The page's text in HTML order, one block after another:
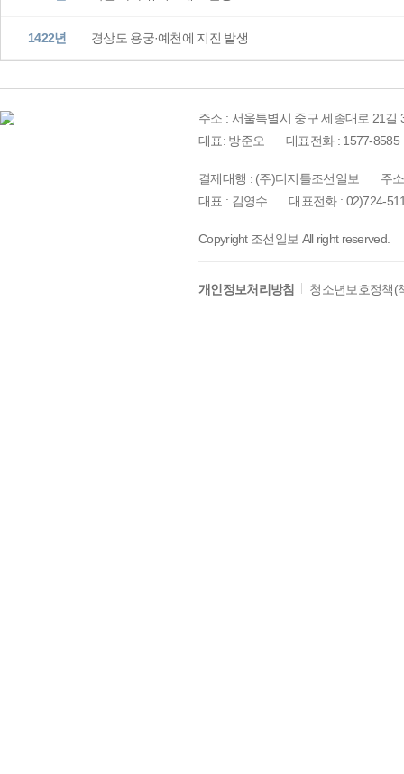
1422년 경상도 용궁·예천에 지진 발생
주소 : 서울특별시 중구 세종대로 21길
대표: 방준오
대표전화 : 1577-8585
결제대행 : (주)디지틀조선일보
주
대표 : 김영수
대표전화 : 02)724-
Copyright 조선일보 All right reserved.
개인정보처리방침 청소년보호정책(